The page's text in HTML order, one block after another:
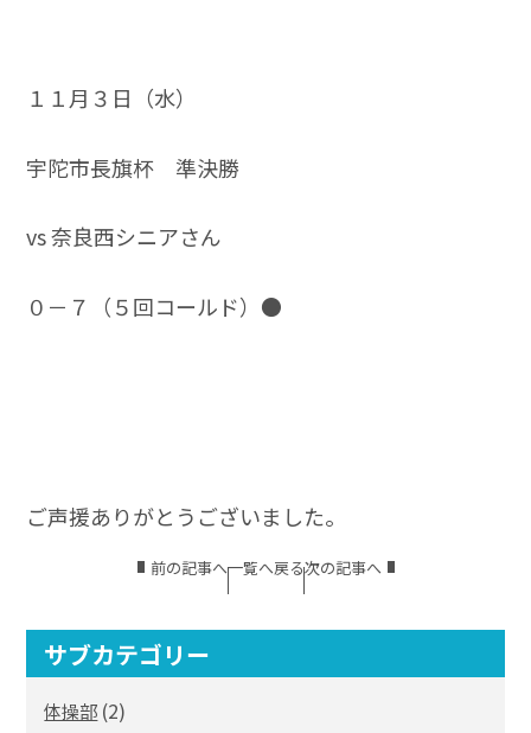
１１月３日（水）
宇陀市長旗杯 準決勝
vs 奈良西シニアさん
０－７（５回コールド）●
ご声援ありがとうございました。
前の記事へ一覧へ戻る次の記事へ
サブカテゴリー
体操部 (2)